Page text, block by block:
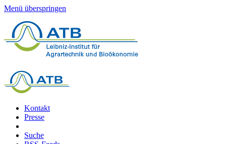
Menü überspringen
Kontakt
Presse
Suche